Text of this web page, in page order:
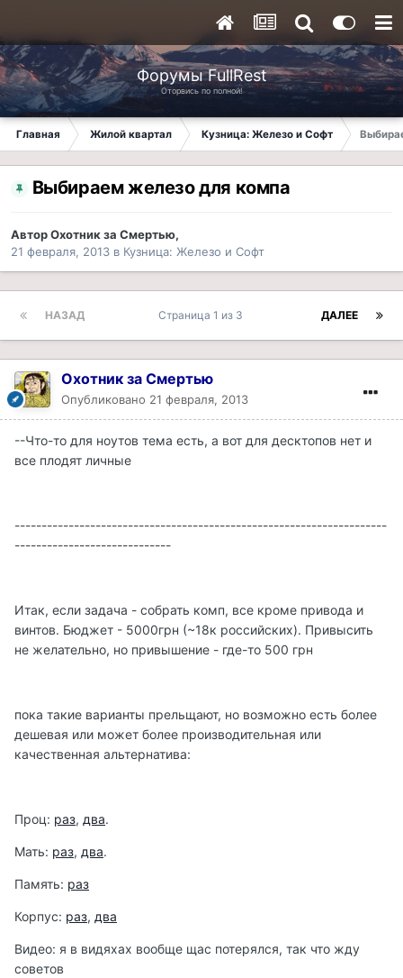
Форумы FullRest
Оторвись по полной!
Главная Жилой квартал Кузница: Железо и Софт
Выбираем железо для компа
АвторОхотник за Смертью,
21 февраля, 2013 в Кузница: Железо и Софт
НАЗАД ДАЛЕЕ
Страница 1 из 3
Охотник за Смертью
Опубликовано 21 февраля, 2013
--Что-то для ноутов тема есть, а вот для десктопов нет и
все плодят личные
---------------------------------------------------------------------
-----------------------------
Итак, если задача - собрать комп, все кроме привода и
винтов. Бюджет - 5000грн (~18к российских). Привысить
не желательно, но привышение - где-то 500 грн
пока такие варианты прельщают, но возможно есть более
дешевая или может более производительная или
качественная альтернатива:
Проц: раз, два.
Мать: раз, два.
Память: раз
Корпус: раз, два
Видео: я в видяхах вообще щас потерялся, так что жду
советов